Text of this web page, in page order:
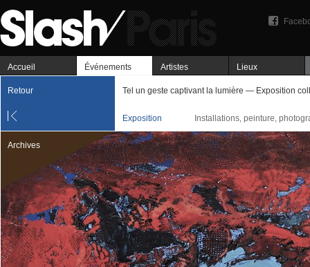
Accueil Événements Artistes Lieux
Retour Tel un geste captivant la lumière — Exposition
Exposition Installations, peinture,
Archives